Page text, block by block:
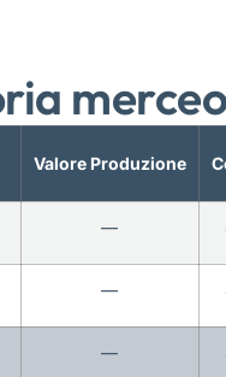
Valore Produzione
—
—
—